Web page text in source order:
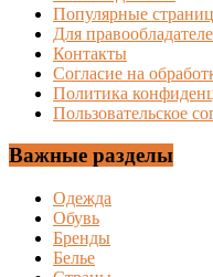
Популярные
Для
Контакты
Согласие на
Политика
Пользовательское
Важные разделы
Одежда
Обувь
Бренды
Белье